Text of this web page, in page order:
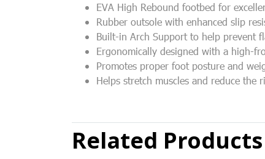
EVA High Rebound footbed for
Rubber outsole with enhanced slip
Built-in Arch Support to help prevent
Ergonomically designed with a high-
Promotes proper foot posture and
Helps stretch muscles and reduce
Related Products